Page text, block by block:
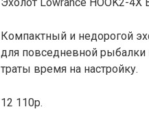
Компактный и недорогой
для повседневной рыбалки
траты время на настройку.
12 110р.